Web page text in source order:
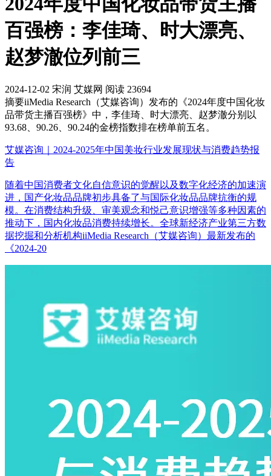
百强榜：李佳琦、时大漂亮、
赵梦澈位列前三
2024-12-02 宋润 艾媒网 阅读 23694
摘要iiMedia Research（艾媒咨询）发布的《2024年度中国化妆
品带货主播百强榜》中，李佳琦、时大漂亮、赵梦澈分别以
93.68、90.26、90.24的金榜指数排在榜单前五名。
艾媒咨询｜2024-2025年中国美妆行业发展现状与消费趋势报
告
随着中国消费者文化自信意识的觉醒以及数字化经济的加速演
进，国产化妆品品牌初步具备了与国际化妆品品牌抗衡的规
模。在消费结构升级、审美观念和悦己意识增强等多种因素的
推动下，国内化妆品消费持续增长。全球新经济产业第三方数
据挖掘和分析机构iiMedia Research（艾媒咨询）最新发布的
《2024-20